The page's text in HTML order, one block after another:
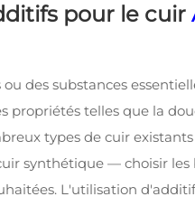
pour le cuir
des substances
propriétés telles que la
types de cuir
synthétique — choisir les
L'utilisation